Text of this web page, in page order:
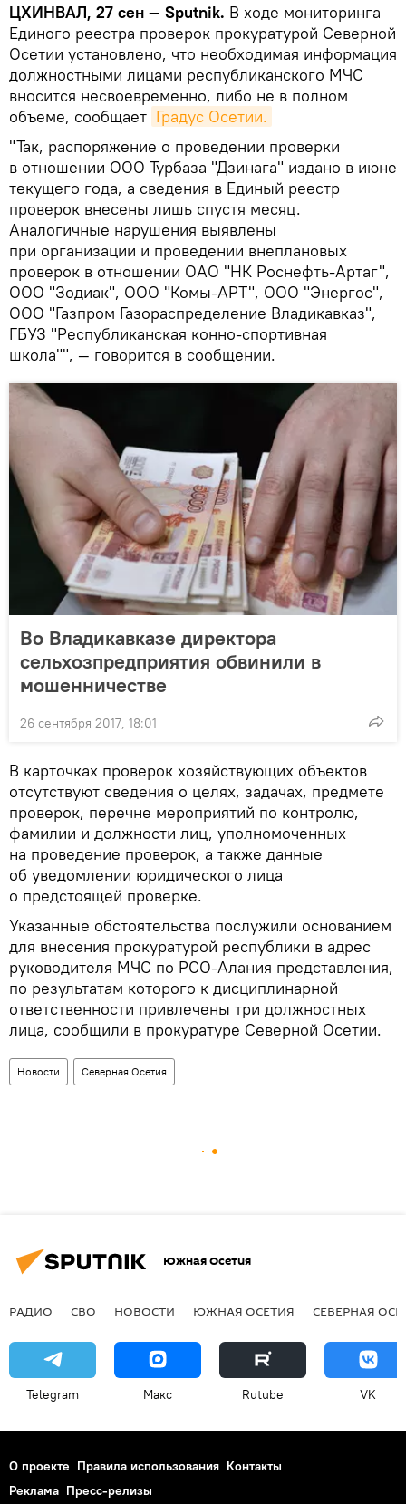
ЦХИНВАЛ, 27 сен — Sputnik. В ходе мониторинга
Единого реестра проверок прокуратурой Северной
Осетии установлено, что необходимая информация
должностными лицами республиканского МЧС
вносится несвоевременно, либо не в полном
объеме, сообщает Градус Осетии.
"Так, распоряжение о проведении проверки
в отношении ООО Турбаза "Дзинага" издано в июне
текущего года, а сведения в Единый реестр
проверок внесены лишь спустя месяц.
Аналогичные нарушения выявлены
при организации и проведении внеплановых
проверок в отношении ОАО "НК Роснефть-Артаг",
ООО "Зодиак", ООО "Комы-АРТ", ООО "Энергос",
ООО "Газпром Газораспределение Владикавказ",
ГБУЗ "Республиканская конно-спортивная
школа"", — говорится в сообщении.
Во Владикавказе директора
сельхозпредприятия обвинили в
мошенничестве
26 сентября 2017, 18:01
В карточках проверок хозяйствующих объектов
отсутствуют сведения о целях, задачах, предмете
проверок, перечне мероприятий по контролю,
фамилии и должности лиц, уполномоченных
на проведение проверок, а также данные
об уведомлении юридического лица
о предстоящей проверке.
Указанные обстоятельства послужили основанием
для внесения прокуратурой республики в адрес
руководителя МЧС по РСО-Алания представления,
по результатам которого к дисциплинарной
ответственности привлечены три должностных
лица, сообщили в прокуратуре Северной Осетии.
Новости Северная Осетия
Южная Осетия
РАДИО СВО НОВОСТИ ЮЖНАЯ ОСЕТИЯ СЕВЕРНАЯ
Telegram Макс Rutube VK
О проекте Правила использования Контакты
Реклама Пресс-релизы